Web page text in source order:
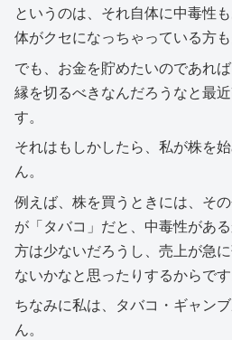
というのは、それ自体に中毒性
体がクセになっちゃっている方も
でも、お金を貯めたいのであれ
縁を切るべきなんだろうなと最
す。
それはもしかしたら、私が株を
ん。
例えば、株を買うときには、そ
が「タバコ」だと、中毒性があ
方は少ないだろうし、売上が急
ないかなと思ったりするからです
ちなみに私は、タバコ・ギャン
ん。